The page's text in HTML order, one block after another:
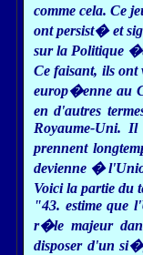
comme cela. Ce
ont persist� et
sur la Politique
Ce faisant, ils
europ�enne au
en d'autres
Royaume-Uni.
prennent
devienne �
Voici la partie du
"43. estime que
r�le majeur
disposer d'un